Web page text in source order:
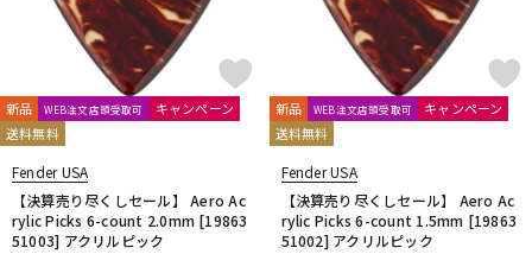
新品 WEB注文店頭受取可
キャンペーン
送料無料
Fender USA
【決算売り尽くしセール】 Aero Ac
rylic Picks 6-count 2.0mm [19863
51003] アクリルピック
新品 WEB注文店頭受取可
キャンペーン
送料無料
Fender USA
【決算売り尽くしセール】 Aero Ac
rylic Picks 6-count 1.5mm [19863
51002] アクリルピック